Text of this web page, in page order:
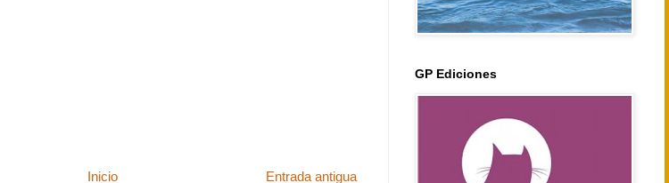
Entrada antigua
Inicio
GP Ediciones